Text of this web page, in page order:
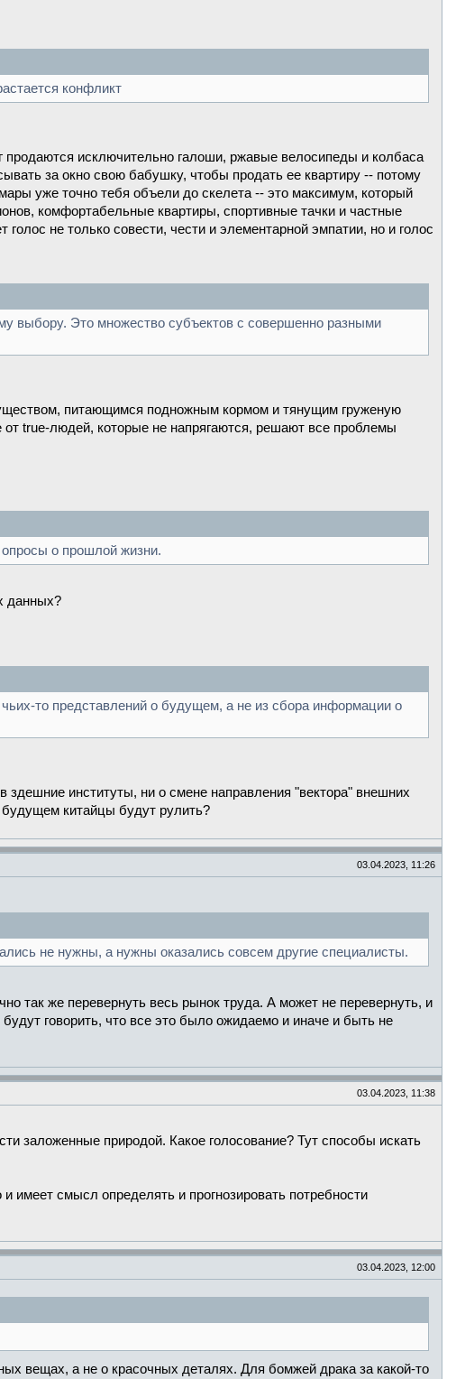
конфликт
продаются исключительно галоши, ржавые велосипеды и колбаса
за окно свою бабушку, чтобы продать ее квартиру -- потому
уже точно тебя объели до скелета -- это максимум, который
комфортабельные квартиры, спортивные тачки и частные
не только совести, чести и элементарной эмпатии, но и голос
выбору. Это множество субъектов с совершенно разными
питающимся подножным кормом и тянущим груженую
от true-людей, которые не напрягаются, решают все проблемы
о прошлой жизни.
данных?
то представлений о будущем, а не из сбора информации о
институты, ни о смене направления "вектора" внешних
китайцы будут рулить?
03.04.2023, 11:26
не нужны, а нужны оказались совсем другие специалисты.
так же перевернуть весь рынок труда. А может не перевернуть, и
говорить, что все это было ожидаемо и иначе и быть не
03.04.2023, 11:38
заложенные природой. Какое голосование? Тут способы искать
имеет смысл определять и прогнозировать потребности
03.04.2023, 12:00
вещах, а не о красочных деталях. Для бомжей драка за какой-то